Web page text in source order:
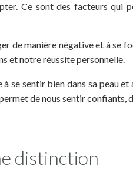
Ce sont des facteurs qui
de manière négative et à se
et notre réussite personnelle.
se sentir bien dans sa peau et
de nous sentir confiants,
distinction